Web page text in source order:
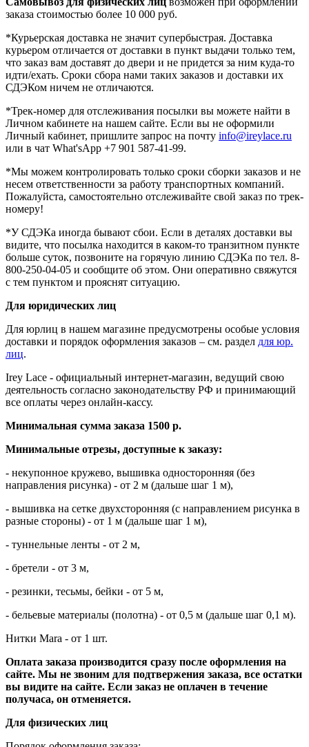
заказа стоимостью более 10 000 руб.
*Курьерская доставка не значит супербыстрая. Доставка
курьером отличается от доставки в пункт выдачи только тем,
что заказ вам доставят до двери и не придется за ним куда-то
идти/ехать. Сроки сбора нами таких заказов и доставки их
СДЭКом ничем не отличаются.
*Трек-номер для отслеживания посылки вы можете найти в
Личном кабинете на нашем сайте. Если вы не оформили
Личный кабинет, пришлите запрос на почту info@ireylace.ru
или в чат What'sApp +7 901 587-41-99.
*Мы можем контролировать только сроки сборки заказов и не
несем ответственности за работу транспортных компаний.
Пожалуйста, самостоятельно отслеживайте свой заказ по трек-
номеру!
*У СДЭКа иногда бывают сбои. Если в деталях доставки вы
видите, что посылка находится в каком-то транзитном пункте
больше суток, позвоните на горячую линию СДЭКа по тел. 8-
800-250-04-05 и сообщите об этом. Они оперативно свяжутся
с тем пунктом и прояснят ситуацию.
Для юридических лиц
Для юрлиц в нашем магазине предусмотрены особые условия
доставки и порядок оформления заказов – см. раздел для юр.
лиц.
Irey Lace - официальный интернет-магазин, ведущий свою
деятельность согласно законодательству РФ и принимающий
все оплаты через онлайн-кассу.
Минимальная сумма заказа 1500 р.
Минимальные отрезы, доступные к заказу:
- некупонное кружево, вышивка односторонняя (без
направления рисунка) - от 2 м (дальше шаг 1 м),
- вышивка на сетке двухсторонняя (с направлением рисунка в
разные стороны) - от 1 м (дальше шаг 1 м),
- туннельные ленты - от 2 м,
- бретели - от 3 м,
- резинки, тесьмы, бейки - от 5 м,
- бельевые материалы (полотна) - от 0,5 м (дальше шаг 0,1 м).
Нитки Mara - от 1 шт.
Оплата заказа производится сразу после оформления на
сайте. Мы не звоним для подтвержения заказа, все остатки
вы видите на сайте. Если заказ не оплачен в течение
получаса, он отменяется.
Для физических лиц